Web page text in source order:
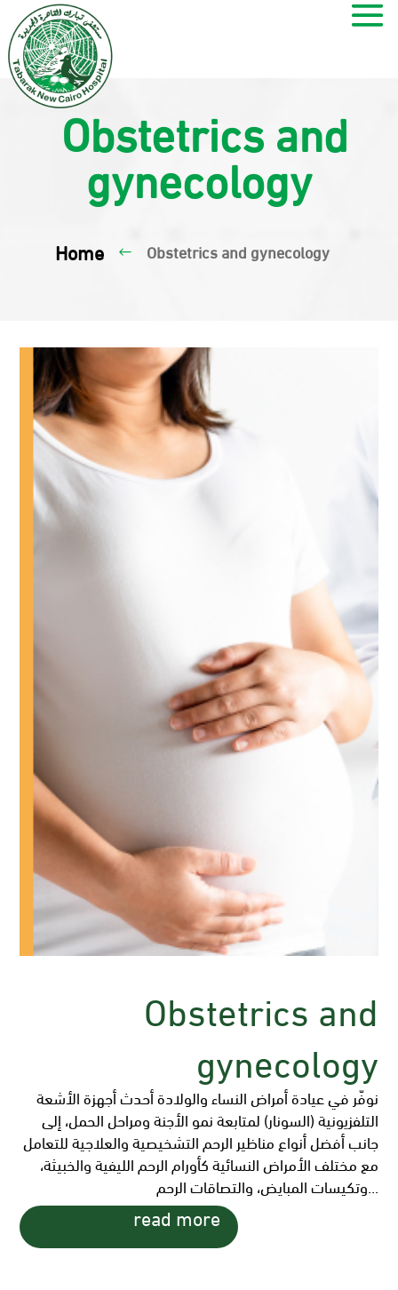
Obstetrics and
gynecology
Home # Obstetrics and gynecology
Obstetrics and
gynecology
نوفّر في عيادة أمراض النساء والولادة أحدث أجهزة الأشعة
التلفزيونية (السونار) لمتابعة نمو الأجنة ومراحل الحمل، إلى
جانب أفضل أنواع مناظير الرحم التشخيصية والعلاجية للتعامل
مع مختلف الأمراض النسائية كأورام الرحم الليفية والخبيثة،
وتكيسات المبايض، والتصاقات الرحم...
read more